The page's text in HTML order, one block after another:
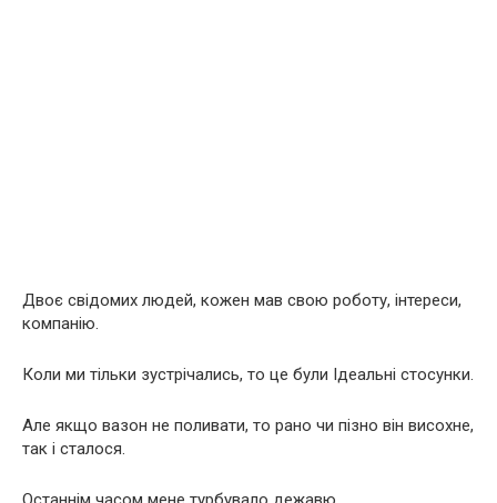
Двоє свідомих людей, кожен мав свою роботу, інтереси,
компанію.
Коли ми тільки зустрічались, то це були Ідеальні стосунки.
Але якщо вазон не поливати, то рано чи пізно він висохне,
так і сталося.